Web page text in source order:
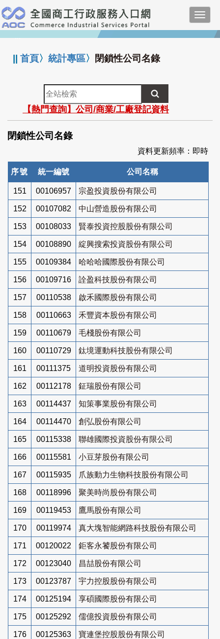
跳
到
主
要
:::
||首頁〉統計專區〉 閉鎖性公司名錄
全
站
檢
索
【熱門查詢】公司/商業/工廠登記資料
閉鎖性公司名錄
資料更新頻率：即時
序號 統一編號 公司名稱
151 00106957 宗盈投資股份有限公司
152 00107082 中山營造股份有限公司
153 00108033 賢泰投資控股股份有限公司
154 00108890 綻興搜索投資股份有限公司
155 00109384 哈哈哈國際股份有限公司
156 00109716 詮盈科技股份有限公司
157 00110538 啟禾國際股份有限公司
158 00110663 禾豐資本股份有限公司
159 00110679 毛棧股份有限公司
160 00110729 鈦境運動科技股份有限公司
161 00111375 道明投資股份有限公司
162 00112178 鉦瑞股份有限公司
163 00114437 知策事業股份有限公司
164 00114470 創弘股份有限公司
165 00115338 聯雄國際投資股份有限公司
166 00115581 小豆芽股份有限公司
167 00115935 爪族動力生物科技股份有限公司
168 00118996 聚美時尚股份有限公司
169 00119453 鷹馬股份有限公司
170 00119974 真大塊智能網路科技股份有限公司
171 00120022 鉅客永饕股份有限公司
172 00123040 昌喆股份有限公司
173 00123787 宇力控股股份有限公司
174 00125194 享碩國際股份有限公司
175 00125292 儒億投資股份有限公司
176 00125363 寶連堡控股股份有限公司